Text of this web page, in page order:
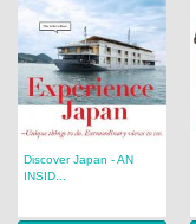
Discover Japan - AN
INSID...